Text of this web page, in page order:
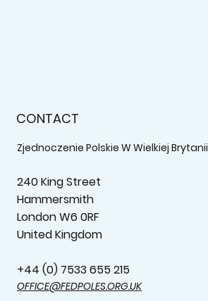
CONTACT
Zjednoczenie Polskie W Wielkiej Brytanii
240 King Street
Hammersmith
London W6 0RF
United Kingdom
+44 (0) 7533 655 215‬
OFFICE@FEDPOLES.ORG.UK